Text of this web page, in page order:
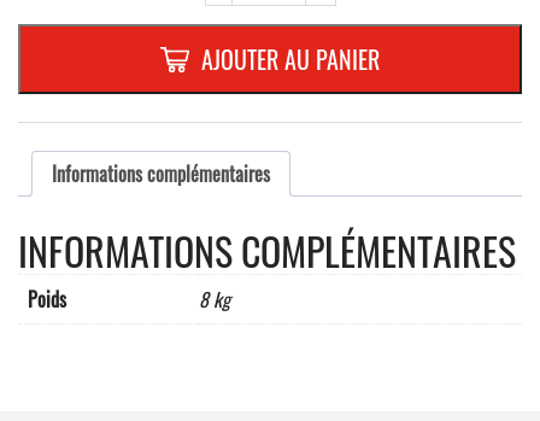
EN
PVC
ROUGE/BLANC
RF
H=1000
mm
+
DEROULEUR
4
m
AJOUTER AU PANIER
Informations complémentaires
INFORMATIONS COMPLÉMENTAIRES
Poids 8 kg